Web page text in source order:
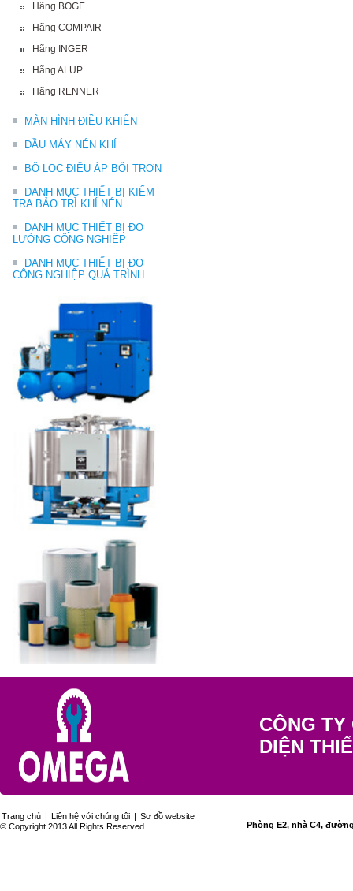
Hãng BOGE
Hãng COMPAIR
Hãng INGER
Hãng ALUP
Hãng RENNER
MÀN HÌNH ĐIỀU KHIỂN
DẦU MÁY NÉN KHÍ
BỘ LỌC ĐIỀU ÁP BÔI TRƠN
DANH MỤC THIẾT BỊ KIỂM
TRA BẢO TRÌ KHÍ NÉN
DANH MỤC THIẾT BỊ ĐO
LƯỜNG CÔNG NGHIỆP
DANH MỤC THIẾT BỊ ĐO
CÔNG NGHIỆP QUÁ TRÌNH
CÔNG
DIỆN
Trang chủ | Liên hệ với chúng tôi | Sơ đồ website
© Copyright 2013 All Rights Reserved.
Phòng E2, nhà C4,